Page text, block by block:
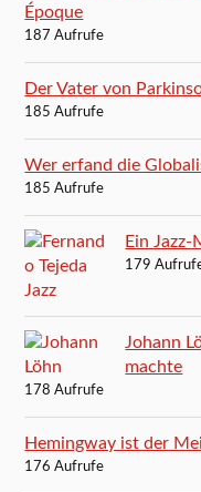
Époque
187 Aufrufe
Der Vater von
185 Aufrufe
Wer erfand die
185 Aufrufe
Ein Jazz-
179
Johann
machte
178 Aufrufe
Hemingway ist der
176 Aufrufe